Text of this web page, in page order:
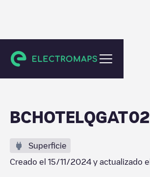
Sant Cugat del Vallès
BCHOTELQGAT02
Superficie
Creado el 15/11/2024 y actualizado el